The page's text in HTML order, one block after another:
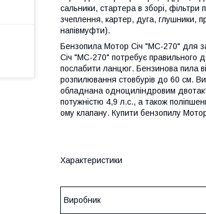
сальники, стартера в зборі, фільтри
зчеплення, картер, дуга, глушники,
напівмуфти).
Бензопила Мотор Січ "МС-270" для
Січ "МС-270" потребує правильного
послабити ланцюг. Бензинова пила
розпилювання стовбурів до 60 см.
обладнана одноциліндровим
потужністю 4,9 л.с., а також
ому клапану. Купити бензопилу
Характеристики
Виробник